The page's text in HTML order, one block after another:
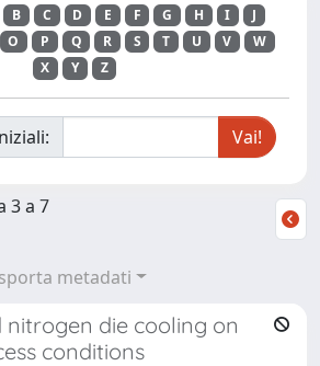
B C D E F G H I
J
O P Q R S T U V
W
X
Y Z
3 a 7
metadati
nitrogen die cooling on
conditions